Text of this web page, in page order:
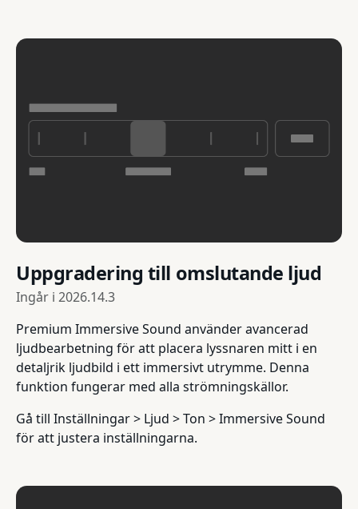
Uppgradering till omslutande ljud
Ingår i 2026.14.3
Premium Immersive Sound använder avancerad
ljudbearbetning för att placera lyssnaren mitt i en
detaljrik ljudbild i ett immersivt utrymme. Denna
funktion fungerar med alla strömningskällor.
Gå till Inställningar > Ljud > Ton > Immersive Sound
för att justera inställningarna.